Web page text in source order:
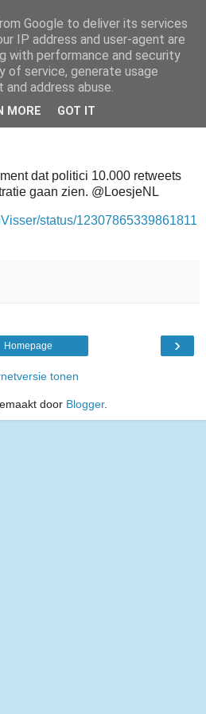
dat politici 10.000 retweets
gaan zien. @LoesjeNL
status/12307865339861811
›
Homepage
tonen
door Blogger.
Google to deliver its services
IP address and user-agent are
with performance and security
of service, generate usage
address abuse.
MORE GOT IT